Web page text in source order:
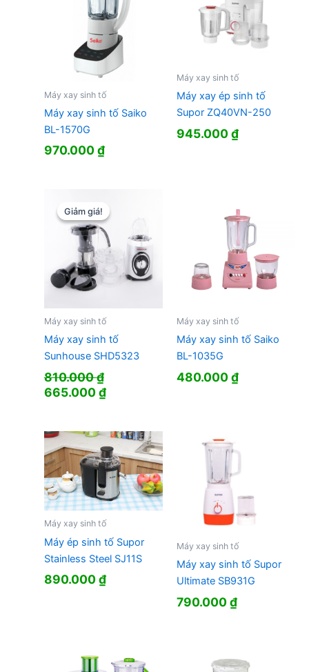
Máy xay sinh tố
Máy xay sinh tố Saiko
BL-1570G
970.000₫
Máy xay sinh tố
Máy xay ép sinh tố
Supor ZQ40VN-250
945.000₫
Giảm giá!
Giảm giá!
Máy xay sinh tố
Máy xay sinh tố
Sunhouse SHD5323
810.000₫
Giá
810.000 ₫.
665.000₫Giá
là:
665.000 ₫.
Máy xay sinh tố
Máy xay sinh tố Saiko
BL-1035G
480.000₫
Máy xay sinh tố
Máy ép sinh tố Supor
Stainless Steel SJ11S
890.000₫
Máy xay sinh tố
Máy xay sinh tố Supor
Ultimate SB931G
790.000₫